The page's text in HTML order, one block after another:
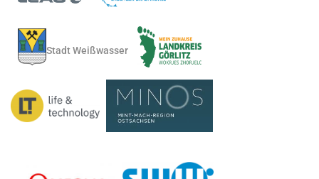
Stadt Weißwasser